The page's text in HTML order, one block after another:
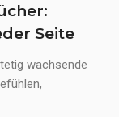
Seite
wachsende